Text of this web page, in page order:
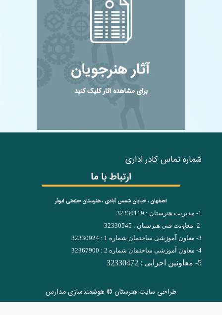
شماره تماس کادر اداری
اصفهان ، خیابان شمس آبادی ، هنرستان صنعتی ابوذر
1- مدیریت هنرستان : 32330119
2- معاونت فنی هنرستان : 32330545
3- معاون آموزشی ساختمان شماره 1 : 32330924
4- معاون آموزشی ساختمان شماره 2 : 32367900
5- معاونین اجرایی : 32330472
طراحی سایت هنرستان ©هوشمندسازی مدارس